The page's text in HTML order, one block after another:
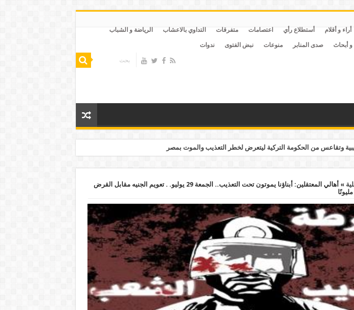
أراء و أقلام أستطلاع رأي اعتصامات متفرقات التداوي بالاعشاب الرياضة و الشباب
أبحاث صدى المنابر منوعات نبض الفتوى ندوات
وتقاعس من الحكومة التركية ليتعرض لخطر التعذيب والموت بمصر
»
أهالي المعتقلين: أبناؤنا يموتون تحت التعذيب.. الجمعة 29 يوليو. . تعويم الجنيه مقابل القرض